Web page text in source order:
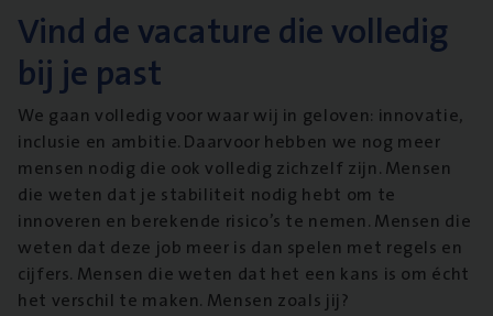
Vind de vacature die volledig
bij je past
We gaan volledig voor waar wij in geloven: innovatie,
inclusie en ambitie. Daarvoor hebben we nog meer
mensen nodig die ook volledig zichzelf zijn. Mensen
die weten dat je stabiliteit nodig hebt om te
innoveren en berekende risico’s te nemen. Mensen die
weten dat deze job meer is dan spelen met regels en
cijfers. Mensen die weten dat het een kans is om écht
het verschil te maken. Mensen zoals jij?